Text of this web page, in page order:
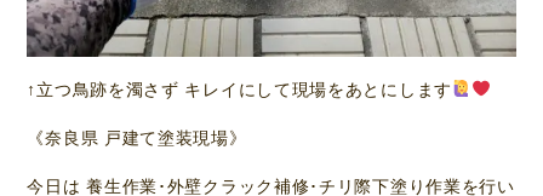
↑立つ鳥跡を濁さず キレイにして現場をあとにします
《奈良県 戸建て塗装現場》
今日は 養生作業･外壁クラック補修･チリ際下塗り作業を行い